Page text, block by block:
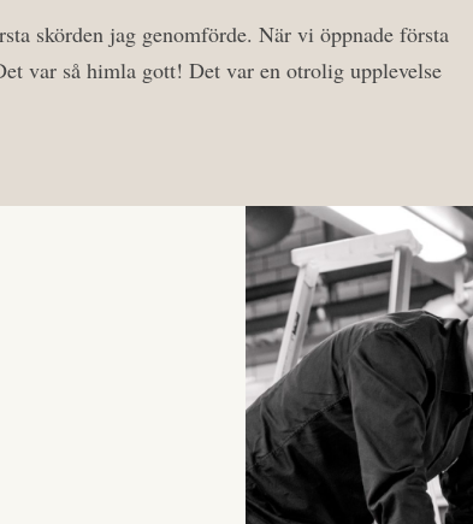
skörden jag genomförde. När vi öppnade första
var så himla gott! Det var en otrolig upplevelse